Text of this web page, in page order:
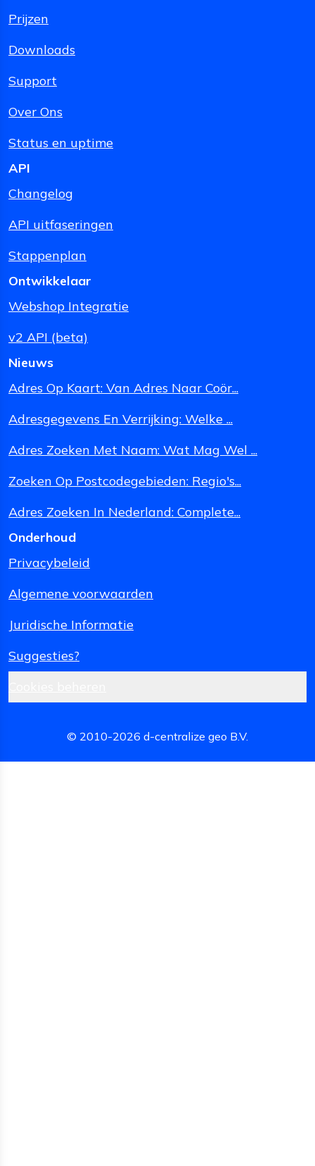
Prijzen
Downloads
Support
Over Ons
Status en uptime
API
Changelog
API uitfaseringen
Stappenplan
Ontwikkelaar
Webshop Integratie
v2 API (beta)
Nieuws
Adres Op Kaart: Van Adres Naar Coör...
Adresgegevens En Verrijking: Welke ...
Adres Zoeken Met Naam: Wat Mag Wel ...
Zoeken Op Postcodegebieden: Regio's...
Adres Zoeken In Nederland: Complete...
Onderhoud
Privacybeleid
Algemene voorwaarden
Juridische Informatie
Suggesties?
© 2010-2026 d-centralize geo B.V.